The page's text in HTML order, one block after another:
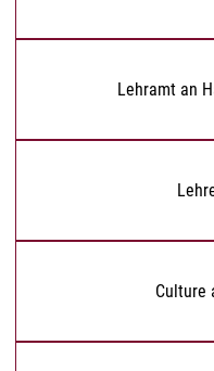
Lehramt an
Culture